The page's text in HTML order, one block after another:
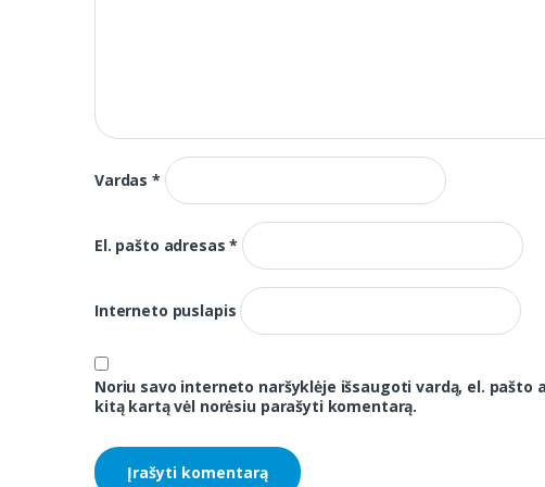
Vardas*
El. pašto adresas*
Interneto puslapis
Noriu savo interneto naršyklėje išsaugoti vardą, el.
kitą kartą vėl norėsiu parašyti komentarą.